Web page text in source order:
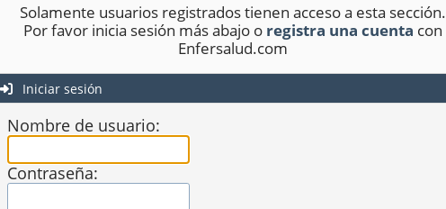
Solamente usuarios registrados tienen acceso a esta sección.
Por favor inicia sesión más abajo o registra una cuenta con
Enfersalud.com
Iniciar sesión
Nombre de usuario:
Contraseña: